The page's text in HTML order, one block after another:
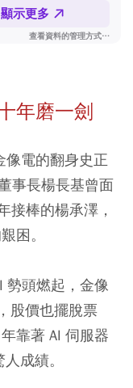
年磨一劍
像電的翻身史正
事長楊長基曾面
接棒的楊承澤，
困。
勢頭燃起，金像
股價也擺脫票
靠著 AI 伺服器
成績。